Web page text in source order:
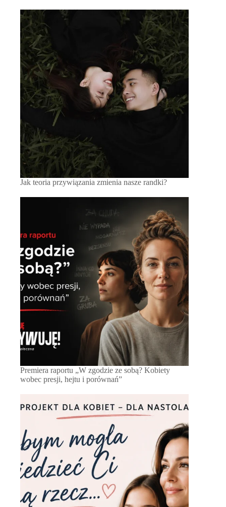
Jak teoria przywiązania zmienia nasze randki?
Premiera raportu „W zgodzie ze sobą? Kobiety
wobec presji, hejtu i porównań”